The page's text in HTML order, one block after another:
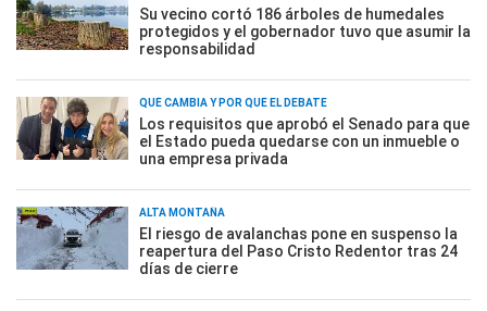
Su vecino cortó 186 árboles de humedales
protegidos y el gobernador tuvo que asumir la
responsabilidad
QUÉ CAMBIA Y POR QUÉ EL DEBATE
Los requisitos que aprobó el Senado para que
el Estado pueda quedarse con un inmueble o
una empresa privada
ALTA MONTAÑA
El riesgo de avalanchas pone en suspenso la
reapertura del Paso Cristo Redentor tras 24
días de cierre